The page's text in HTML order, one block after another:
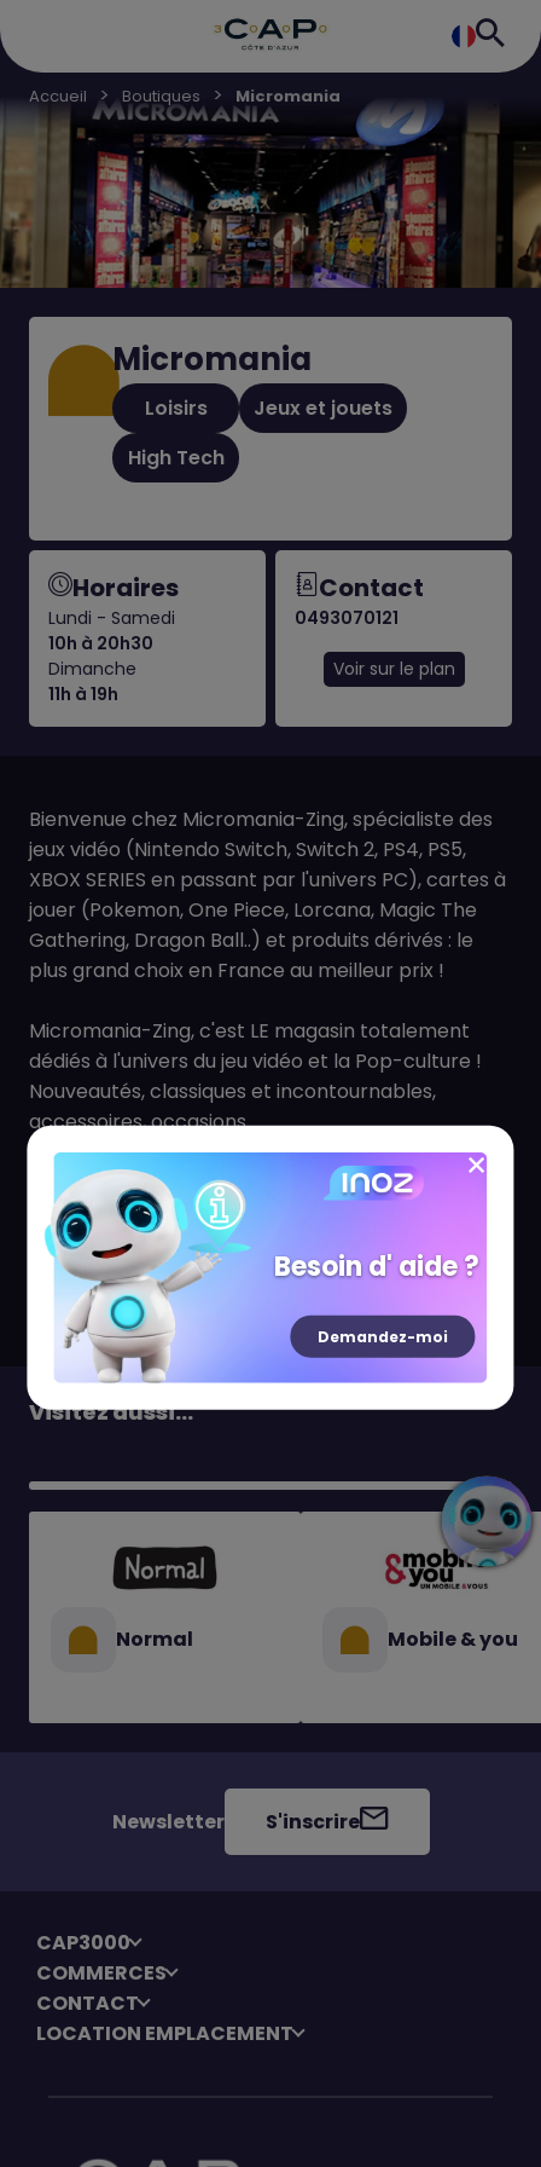
Accueil Boutiques Micromania
Micromania
Loisirs
Jeux et jouets
High Tech
Horaires
Lundi - Samedi
10h à 20h30
Dimanche
11h à 19h
Contact
0493070121
Voir sur le plan
Bienvenue chez Micromania-Zing, spécialiste des
jeux vidéo (Nintendo Switch, Switch 2, PS4, PS5,
XBOX SERIES en passant par l'univers PC), cartes à
jouer (Pokemon, One Piece, Lorcana, Magic The
Gathering, Dragon Ball..) et produits dérivés : le
plus grand choix en France au meilleur prix !
Micromania-Zing, c'est LE magasin totalement
dédiés à l'univers du jeu vidéo et la Pop-culture !
Nouveautés, classiques et incontournables,
accessoires, occasions...
Découvrez également, dans notre boutique, plein
de goodies et de produits dérivés de vos licences
préférées (Fortnite, Roblox, Pokémon, Naruto,
Disney, et bien d’autres !)
Visitez aussi...
Normal Mobile & you
Newsletter S'inscrire
CAP3000
COMMERCES
CONTACT
LOCATION EMPLACEMENT
Besoin d' aide ?
Demandez-moi